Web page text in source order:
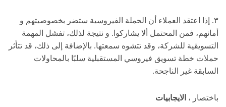
٣. إذا اعتقد العملاء أن الحملة الفيروسية ستضر بخصوصيتهم و
أمانهم، فمن المحتمل ألا يشاركوا. و نتيجة لذلك، تفشل المهمة
التسويقية للشركة، وقد تتشوه سمعتها. بالإضافة إلى ذلك، قد تتأثر
حملات خطة تسويق فيروسي المستقبلية سلبًا بالمحاولات
السابقة غير الناجحة.
باختصار ، الايجابيات